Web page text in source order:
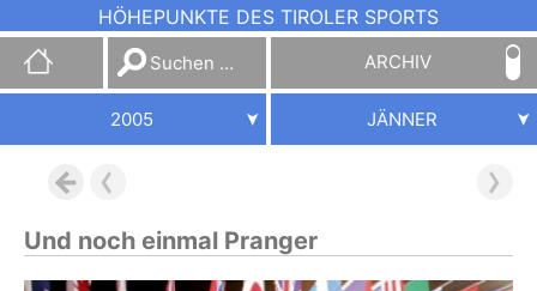
HÖHEPUNKTE DES TIROLER SPORTS
Suchen
nach:
ARCHIV
2005 JÄNNER
Und noch einmal Pranger